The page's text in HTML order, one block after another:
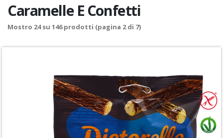
Caramelle E Confetti
Mostro 24su 146prodotti (pagina 2 di 7)